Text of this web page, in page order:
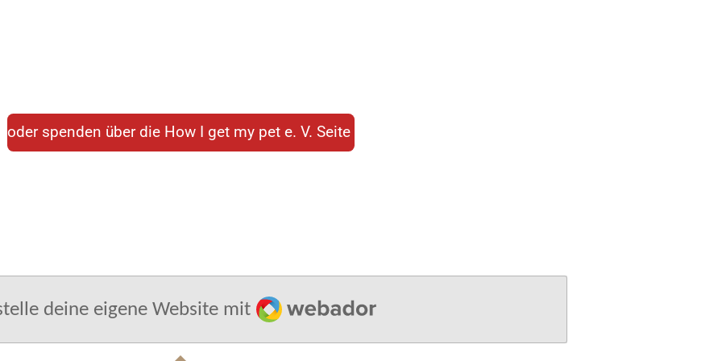
oder spenden über die How I get my pet e. V. Seite
deine eigene Website mit Webador